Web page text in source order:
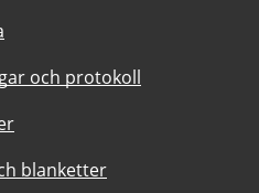
och protokoll
blanketter